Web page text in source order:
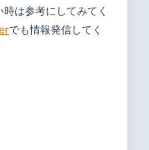
は参考にしてみてく
でも情報発信してく